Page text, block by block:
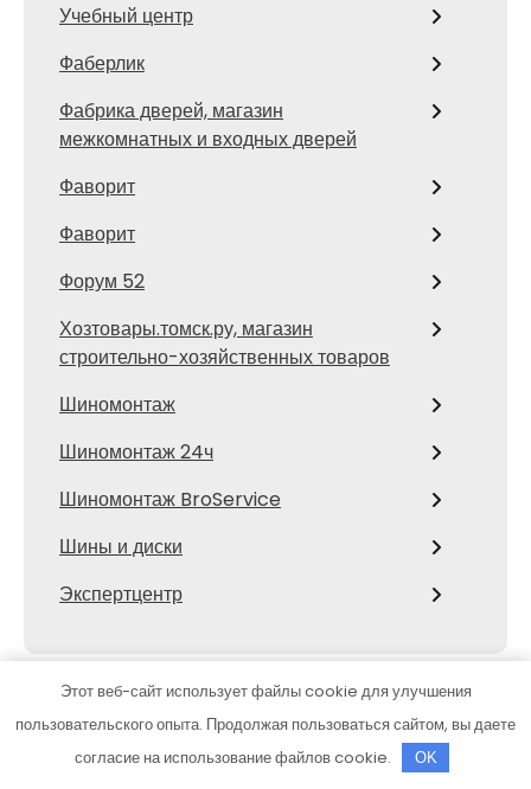
Учебный центр
Фаберлик
Фабрика дверей, магазин
межкомнатных и входных дверей
Фаворит
Фаворит
Форум 52
Хозтовары.томск.ру, магазин
строительно-хозяйственных товаров
Шиномонтаж
Шиномонтаж 24ч
Шиномонтаж BroService
Шины и диски
Экспертцентр
ЧИТАЕМ ПО РУБРИКАМ
Этот веб-сайт использует файлы cookie для улучшения
пользовательского опыта. Продолжая пользоваться сайтом, вы даете
согласие на использование файлов cookie.
OK